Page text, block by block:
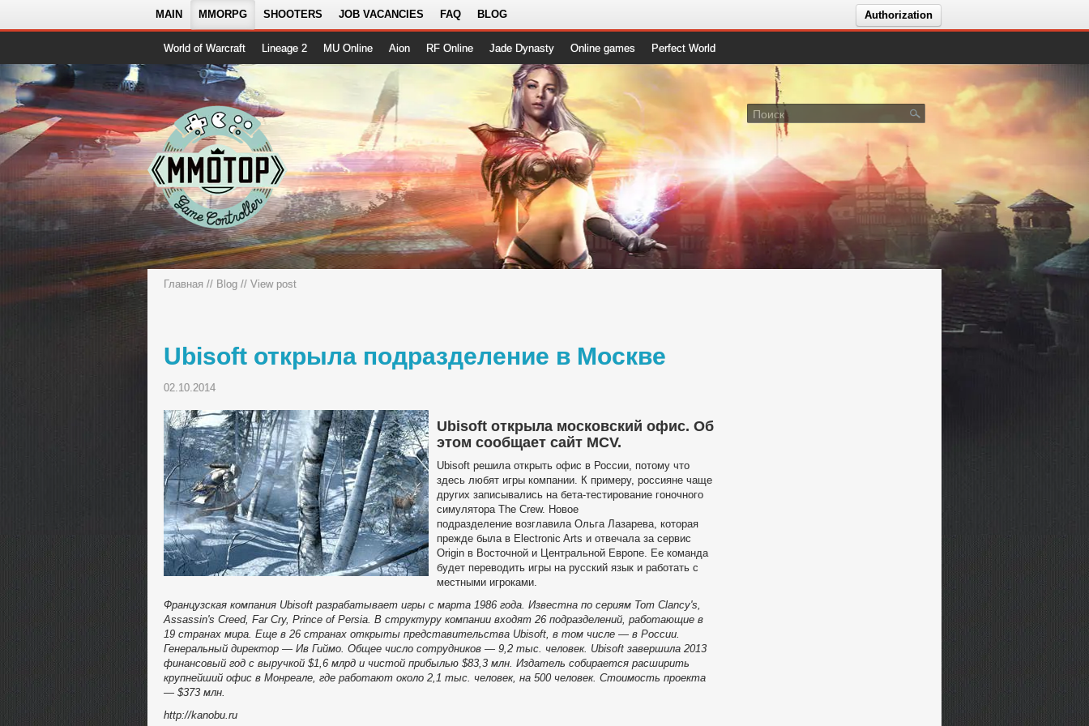
MAIN MMORPG SHOOTERS JOB VACANCIES FAQ BLOG Authorization
World of Warcraft Lineage 2 MU Online Aion RF Online Jade Dynasty Online games Perfect World
Главная // Blog // View post
Ubisoft открыла подразделение в Москве
02.10.2014
Ubisoft открыла московский офис. Об
этом сообщает сайт MCV.
Ubisoft решила открыть офис в России, потому что
здесь любят игры компании. К примеру, россияне чаще
других записывались на бета-тестирование гоночного
симулятора The Crew. Новое
подразделение возглавила Ольга Лазарева, которая
прежде была в Electronic Arts и отвечала за сервис
Origin в Восточной и Центральной Европе. Ее команда
будет переводить игры на русский язык и работать с
местными игроками.
Французская компания Ubisoft разрабатывает игры с марта 1986 года. Известна по сериям Tom Clancy's,
Assassin's Creed, Far Cry, Prince of Persia. В структуру компании входят 26 подразделений, работающие в
19 странах мира. Еще в 26 странах открыты представительства Ubisoft, в том числе — в России.
Генеральный директор — Ив Гиймо. Общее число сотрудников — 9,2 тыс. человек. Ubisoft завершила 2013
финансовый год с выручкой $1,6 млрд и чистой прибылью $83,3 млн. Издатель собирается расширить
крупнейший офис в Монреале, где работают около 2,1 тыс. человек, на 500 человек. Стоимость проекта
— $373 млн.
http://kanobu.ru